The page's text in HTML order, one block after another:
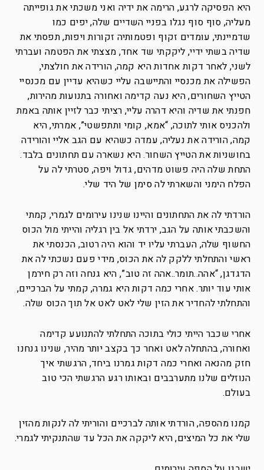
היא הפסיקה לרגע, הרימה את ידיה ואני משכתי את גופייתה
מעליה, סוף סוף נגלו בפניי השדיים שלה, יפים כמו
שדמיינתי, עומדים זקוף ופטמותיה זקורות ויפות, תפסתי את
שדיה בשתי ידיי, ליקקתי שד אחד, מצצתי את הפטמה ועברתי
לשני, לאחר דקות אחדות היא קמה, הורידה את חולצתי,
הפשילה את מכנסיי והתיישבה עליי כשהיא עדיין עם מכנסיי
הטייץ השחורים, היא נעה קדימה ואחורה בתנועות מהירות,
חפנתי את שדיה והיא דהרה עליי, רציתי כבר לזיין אותה באמת
ולהכניס אותי לתוכה, “אמא, קומי ותתפשטי”, אמרתי, היא
קמה, הורידה את נעליה, עמדה כשהיא עם הגב אליי והורידה
בחושניות את הטייץ השחור. היא נשארה עם תחתונים בלבד.
התחת שלה היה פשוט מדהים, גדול ויפה, סטרתי לה על
הפלח הימני והשארתי לה סימן של היד שלי.
הורדתי לה את התחתונים והיינו שנינו עירומים לגמרי, קמתי
והשכבתי אותה על הגב, ירדתי אל בין רגליה והייתי מול הכוס
החשוף שלה, העברתי עליו יד והוא היה רטוב, הכנסתי את
ראשי והתחלתי ללקק לה את הכוס, מידי פעם נשכתי לה את
הדגדגן, “אהה..תומר..אהה זה טוב”, היא גנחה וזה רק חירמן
אותי עוד יותר. אחרי כמה דקות היא גמרה, קמתי על הברכיים,
והתחלתי להחדיר את הזין שלי לאט לאט אל תוך הכוס שלה.
אחרי שכבר הייתי כולי בתוכה התחלתי להתנועע קדימה
ואחורה, בהתחלה לאט ואחר כך בקצב יותר מהיר, שנינו גנחנו
חזק מהנאה ואחרי כמה דקות גמרנו ביחד, הרגשתי איך
הנוזלים שלנו מתערבבים ובאותו רגע הרגשתי הכי טוב
בעולם.
קמנו מהספה, הורדתי אותה לברכיים והוריתי לה לנקות מהזין
שלי את כל המיצים, היא ליקקה את הכל עד שהתנקיתי לגמרי.